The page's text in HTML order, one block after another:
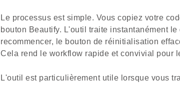
Le processus est simple. Vous copiez votre
bouton Beautify. L'outil traite instantanément
recommencer, le bouton de réinitialisation
Cela rend le workflow rapide et convivial pour
L'outil est particulièrement utile lorsque vous